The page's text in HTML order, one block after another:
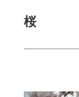
桜